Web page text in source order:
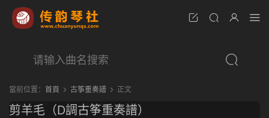
當前位置： 首頁 古筝重奏譜 正文
剪羊毛（D調古筝重奏譜）